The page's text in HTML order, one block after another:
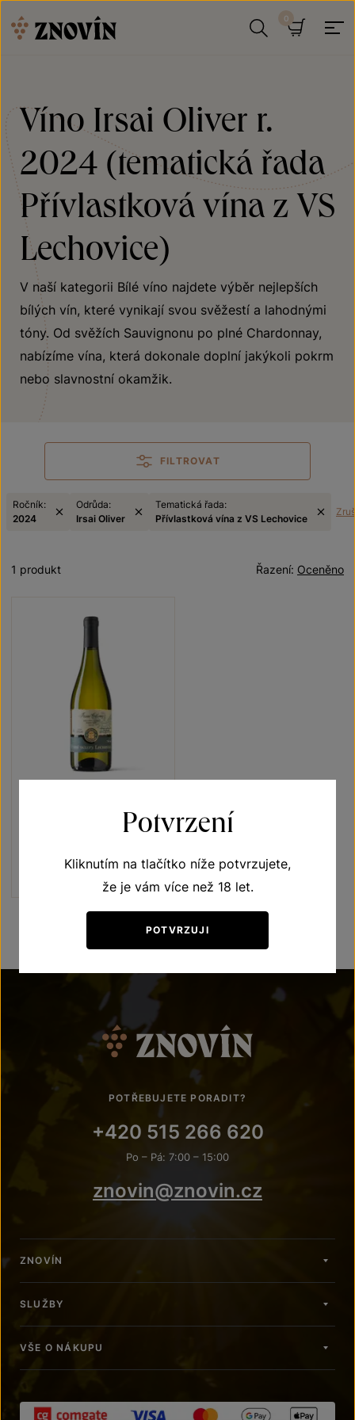
Víno Irsai Oliver r.
2024 (tematická řada
Přívlastková vína z VS
Lechovice)
V naší kategorii Bílé víno najdete výběr nejlepších
bílých vín, které vynikají svou svěžestí a lahodnými
tóny. Od svěžích Sauvignonu po plné Chardonnay,
nabízíme vína, která dokonale doplní jakýkoli pokrm
nebo slavnostní okamžik.
FILTROVAT
Ročník:
2024
Odrůda:
Irsai Oliver
Tematická řada:
Přívlastková vína z VS Lechovice
Oceněno
Řazení:
1 produkt
Přívlastková vína z VS
Šarže 2409
Kč
POTŘEBUJETE PORADIT?
+420 515 266 620
Po – Pá: 7:00 – 15:00
znovin@znovin.cz
ZNOVÍN
SLUŽBY
VŠE O NÁKUPU
Potvrzení
Kliknutím na tlačítko níže potvrzujete,
že je vám více než 18 let.
POTVRZUJI